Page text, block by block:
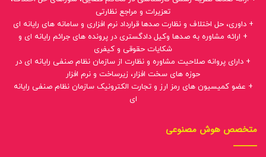
تعزیرات و مراجع نظارتی
+ داوری، حل اختلاف و نظارت صدها قرارداد نرم افزاری و سامانه های رایانه ای
+ ارائه مشاوره به صدها وکیل دادگستری در پرونده های جرائم رایانه ای و
شکایات حقوقی و کیفری
+ دارای پروانه صلاحیت مشاوره و نظارت از سازمان نظام صنفی رایانه ای در
حوزه های سخت افزار، زیرساخت و نرم افزار
+ عضو کمیسیون های رمز ارز و تجارت الکترونیک سازمان نظام صنفی رایانه
ای
متخصص هوش مصنوعی